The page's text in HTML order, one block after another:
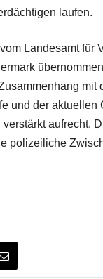
laufen.
Landesamt für
mit
und der
aufrecht.
polizeiliche